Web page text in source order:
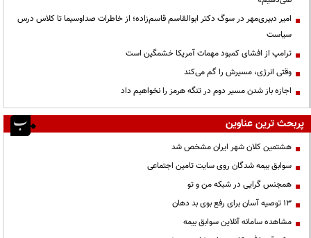
امیر دبیری‌مهر در سوگ دکتر ابوالقاسم قاسم‌زاده؛ از خاطرات صداوسیما تا کلاس درس
سیاست
ترامپ از افشای کمبود مهمات آمریکا خشمگین است
وقتی انرژی، مسیرش را گم می‌کند
اجازه باز شدن مسیر دوم در تنگه هرمز را نخواهیم داد
پربحث ترین عناوین
هشتمین کلان شهر ایران مشخص شد
سوابق بیمه شدگان روی سایت تامین اجتماعی
همجنس گرایی در شبکه من و تو
13 توصیه آسان برای رفع بوی بد دهان
مشاهده سامانه آنلاين سوابق بیمه